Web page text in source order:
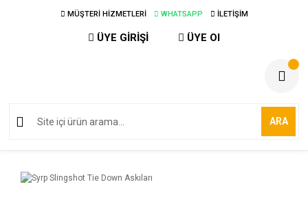
MÜŞTERİ HİZMETLERİ WHATSAPP İLETİŞİM
ÜYE GİRİŞİ ÜYE Ol
ARA